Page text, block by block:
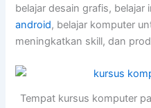
belajar desain grafis,
android, belajar komputer
meningkatkan skill, dan
Tempat kursus komputer